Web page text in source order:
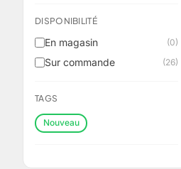
DISPONIBILITÉ
En magasin (0)
Sur commande (26)
TAGS
Nouveau